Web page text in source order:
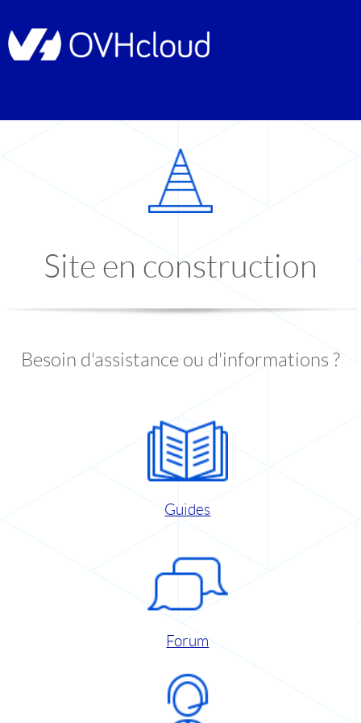
Site en construction
Besoin d'assistance ou d'informations ?
Guides
Forum